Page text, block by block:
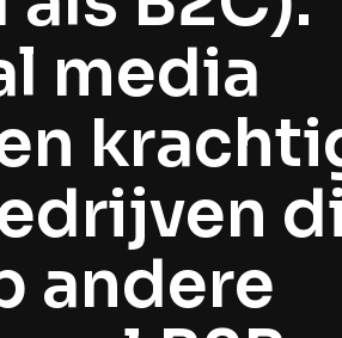
media
andere